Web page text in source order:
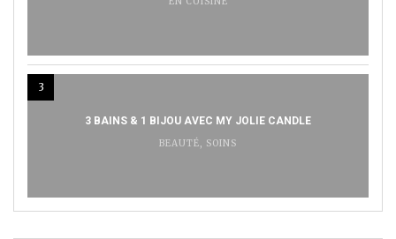
3
3 BAINS & 1 BIJOU AVEC MY JOLIE CANDLE
BEAUTÉ, SOINS